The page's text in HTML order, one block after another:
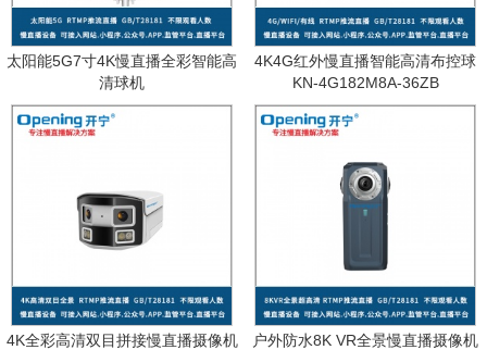
太阳能5G7寸4K慢直播全彩智能高
清球机
4K4G红外慢直播智能高清布控球
KN-4G182M8A-36ZB
4K全彩高清双目拼接慢直播摄像机
户外防水8K VR全景慢直播摄像机